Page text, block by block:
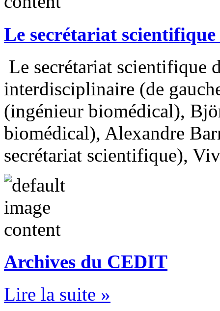
Le secrétariat
Le secrétariat scientifique
interdisciplinaire (de
(ingénieur biomédical),
biomédical), Alexandre
secrétariat scientifique),
Archives du CEDIT
Lire la suite »